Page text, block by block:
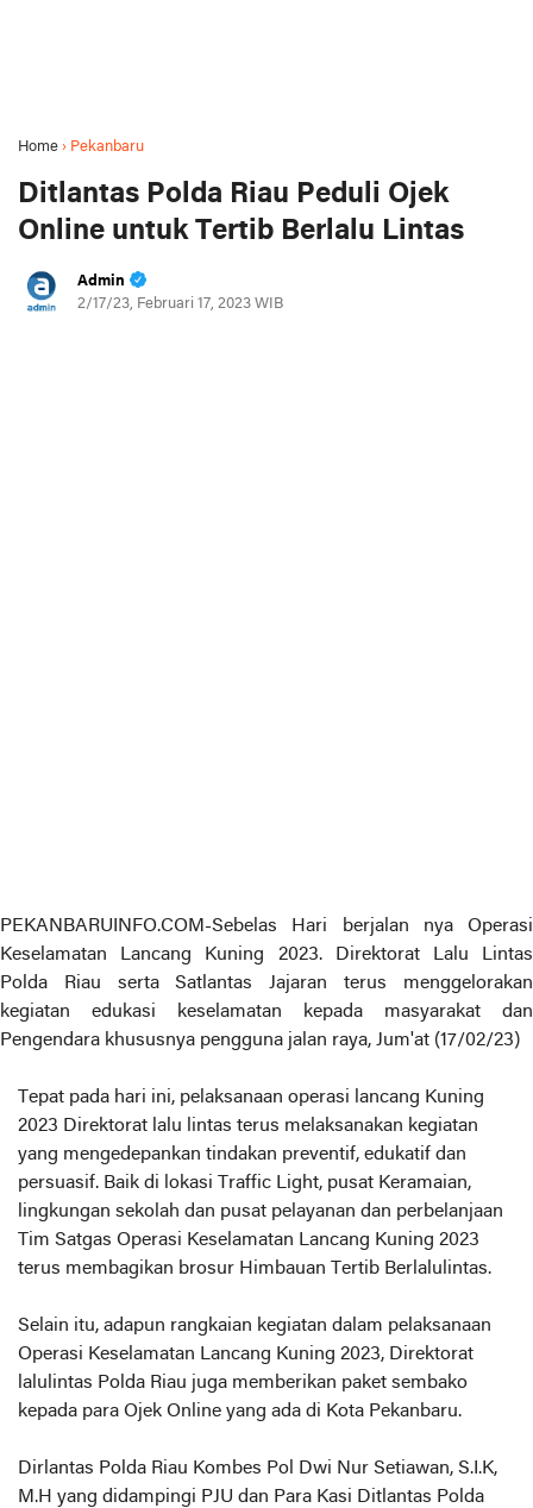
Home › Pekanbaru
Ditlantas Polda Riau Peduli Ojek
Online untuk Tertib Berlalu Lintas
Admin
2/17/23, Februari 17, 2023 WIB
PEKANBARUINFO.COM-Sebelas Hari berjalan nya Operasi
Keselamatan Lancang Kuning 2023. Direktorat Lalu Lintas
Polda Riau serta Satlantas Jajaran terus menggelorakan
kegiatan edukasi keselamatan kepada masyarakat dan
Pengendara khususnya pengguna jalan raya, Jum'at (17/02/23)
Tepat pada hari ini, pelaksanaan operasi lancang Kuning
2023 Direktorat lalu lintas terus melaksanakan kegiatan
yang mengedepankan tindakan preventif, edukatif dan
persuasif. Baik di lokasi Traffic Light, pusat Keramaian,
lingkungan sekolah dan pusat pelayanan dan perbelanjaan
Tim Satgas Operasi Keselamatan Lancang Kuning 2023
terus membagikan brosur Himbauan Tertib Berlalulintas.
Selain itu, adapun rangkaian kegiatan dalam pelaksanaan
Operasi Keselamatan Lancang Kuning 2023, Direktorat
lalulintas Polda Riau juga memberikan paket sembako
kepada para Ojek Online yang ada di Kota Pekanbaru.
Dirlantas Polda Riau Kombes Pol Dwi Nur Setiawan, S.I.K,
M.H yang didampingi PJU dan Para Kasi Ditlantas Polda